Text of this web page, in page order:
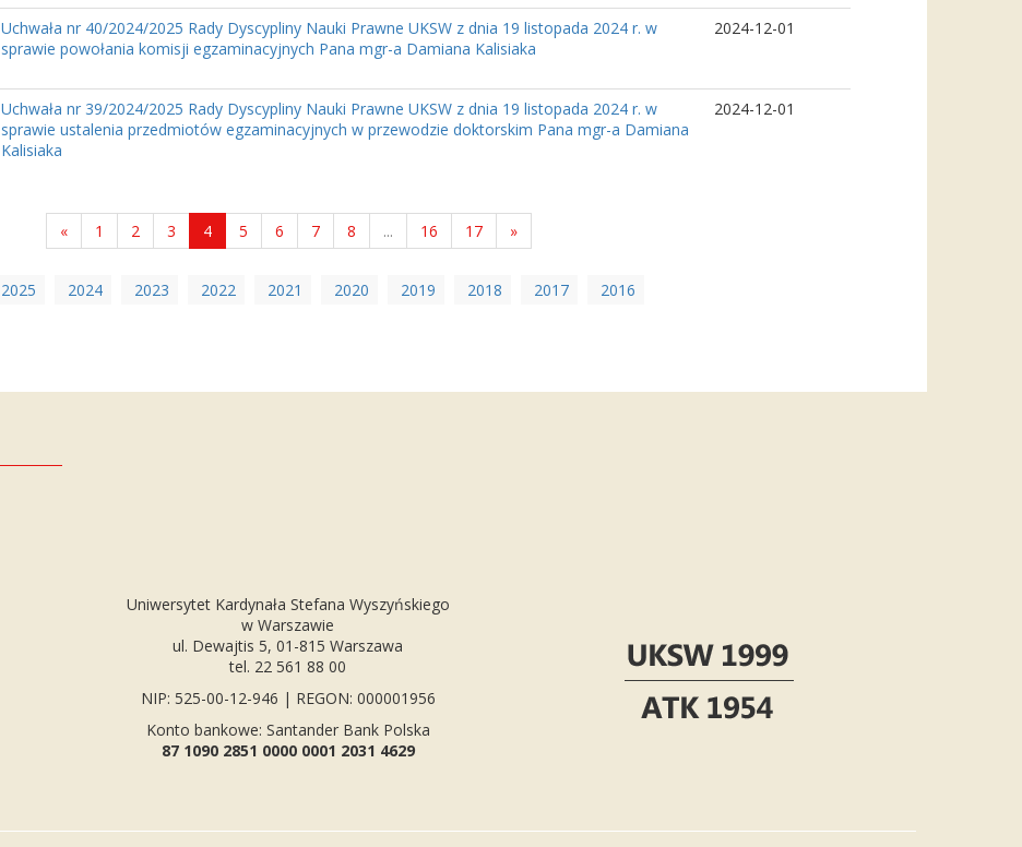
Uchwała nr 40/2024/2025 Rady Dyscypliny Nauki Prawne UKSW z dnia 19 listopada 2024 r. w
sprawie powołania komisji egzaminacyjnych Pana mgr-a Damiana Kalisiaka
2024-12-01
Uchwała nr 39/2024/2025 Rady Dyscypliny Nauki Prawne UKSW z dnia 19 listopada 2024 r. w
sprawie ustalenia przedmiotów egzaminacyjnych w przewodzie doktorskim Pana mgr-a Damiana
Kalisiaka
2024-12-01
« 1 2 3 4 5 6 7 8 ... 16 17 »
2025 2024 2023 2022 2021 2020 2019 2018 2017 2016
Uniwersytet Kardynała Stefana Wyszyńskiego
w Warszawie
ul. Dewajtis 5, 01-815 Warszawa
tel. 22 561 88 00
NIP: 525-00-12-946 | REGON: 000001956
Konto bankowe: Santander Bank Polska
87 1090 2851 0000 0001 2031 4629